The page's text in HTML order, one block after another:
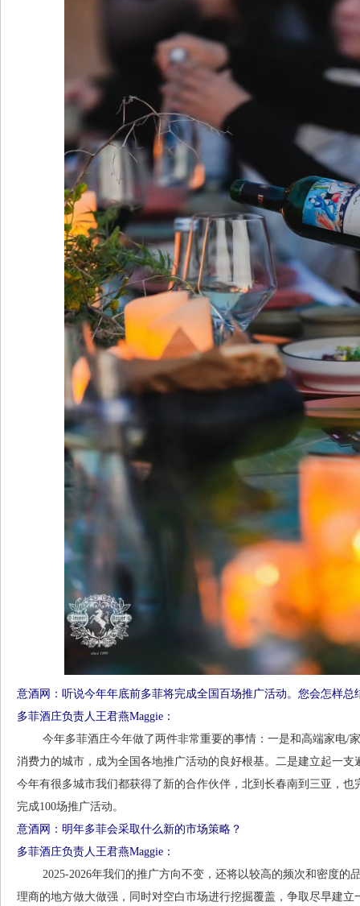
意酒网：听说今年年底前多菲将完成全国百场推广活动。您会怎样总
多菲酒庄负责人王君燕Maggie：
今年多菲酒庄今年做了两件非常重要的事情：一是和高端家电/
消费力的城市，成为全国各地推广活动的良好根基。二是建立起一
今年有很多城市我们都获得了新的合作伙伴，北到长春南到三亚，
完成100场推广活动。
意酒网：明年多菲会采取什么新的市场策略？
多菲酒庄负责人王君燕Maggie：
2025-2026年我们的推广方向不变，还将以较高的频次和密度的
理商的地方做大做强，同时对空白市场进行挖掘覆盖，争取尽早建立